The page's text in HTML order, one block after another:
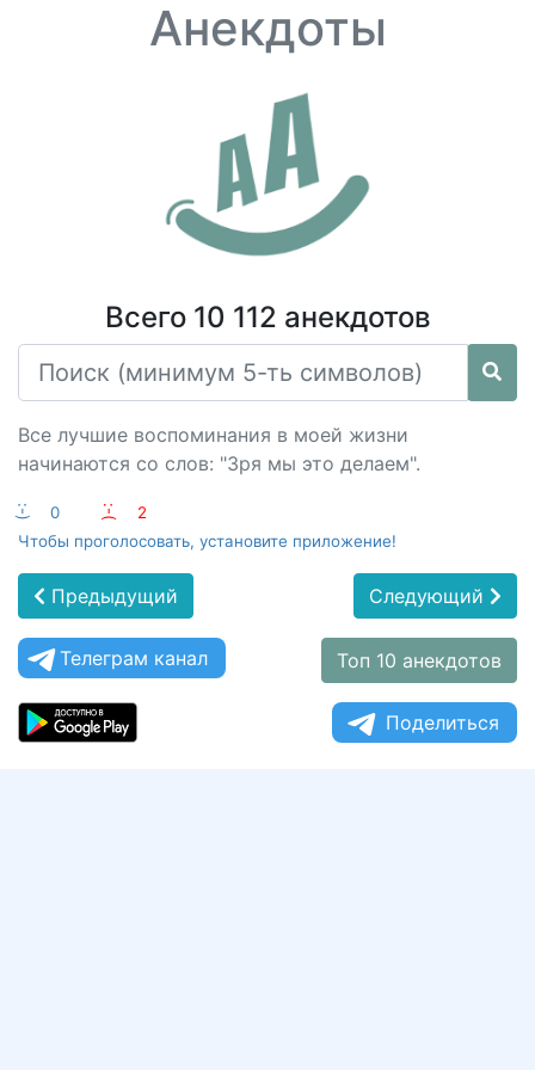
Анекдоты
Всего 10 112 анекдотов
Все лучшие воспоминания в моей жизни
начинаются со слов: "Зря мы это делаем".
:-) 0 :-(
2
Чтобы проголосовать, установите приложение!
Предыдущий Следующий
Телеграм канал Топ 10 анекдотов
Поделиться